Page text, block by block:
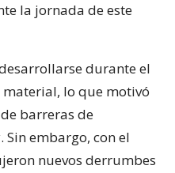
la jornada de este
durante el
lo que motivó
barreras de
Sin embargo, con el
nuevos derrumbes